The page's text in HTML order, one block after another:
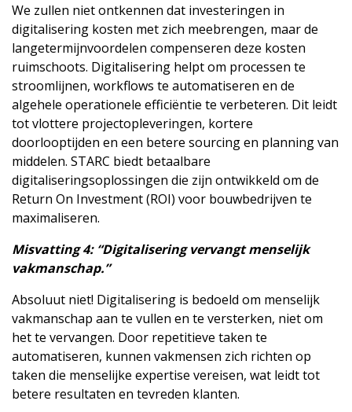
We zullen niet ontkennen dat investeringen in
digitalisering kosten met zich meebrengen, maar de
langetermijnvoordelen compenseren deze kosten
ruimschoots. Digitalisering helpt om processen te
stroomlijnen, workflows te automatiseren en de
algehele operationele efficiëntie te verbeteren. Dit leidt
tot vlottere projectopleveringen, kortere
doorlooptijden en een betere sourcing en planning van
middelen. STARC biedt betaalbare
digitaliseringsoplossingen die zijn ontwikkeld om de
Return On Investment (ROI) voor bouwbedrijven te
maximaliseren.
Misvatting 4: “Digitalisering vervangt menselijk
vakmanschap.”
Absoluut niet! Digitalisering is bedoeld om menselijk
vakmanschap aan te vullen en te versterken, niet om
het te vervangen. Door repetitieve taken te
automatiseren, kunnen vakmensen zich richten op
taken die menselijke expertise vereisen, wat leidt tot
betere resultaten en tevreden klanten.